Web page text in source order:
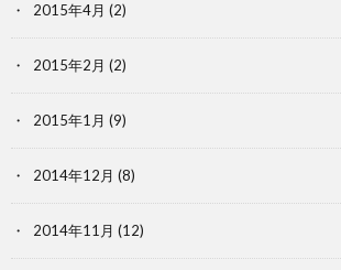
2015年4月 (2)
2015年2月 (2)
2015年1月 (9)
2014年12月 (8)
2014年11月 (12)